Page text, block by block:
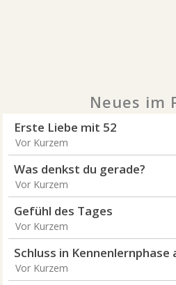
Neues im
Erste Liebe mit 52
Vor Kurzem
Was denkst du gerade?
Vor Kurzem
Gefühl des Tages
Vor Kurzem
Schluss in Kennenlernphase
Vor Kurzem